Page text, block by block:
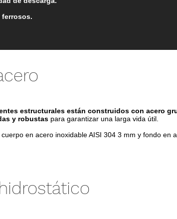
ferrosos.
estructurales están construidos con acero
y robustas para garantizar una larga vida útil.
en acero inoxidable AISI 304 3 mm y fondo en